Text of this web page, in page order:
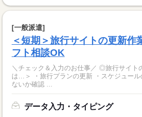
[一般派遣]
＜短期＞旅行サイトの更新
フト相談OK
＼チェック＆入力のお仕事／ ◎旅行サイトの更新作業◎ ＜具体的に
は…＞ ・旅行プランの更新 ・スケジュー
データ入力・タイピング